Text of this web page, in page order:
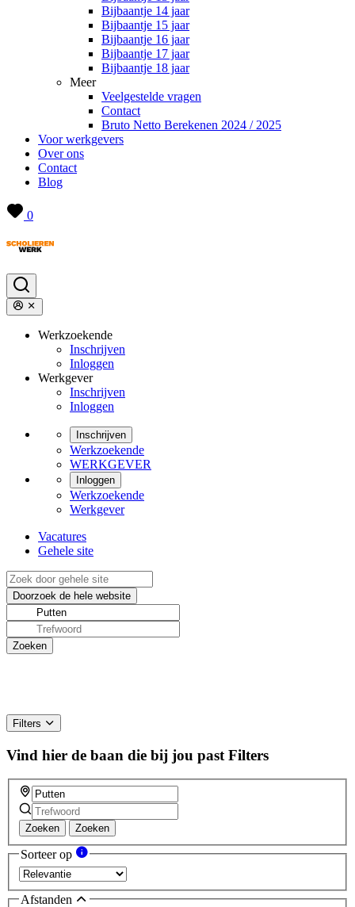
Bijbaantje 14 jaar
Bijbaantje 15 jaar
Bijbaantje 16 jaar
Bijbaantje 17 jaar
Bijbaantje 18 jaar
Meer
Veelgestelde vragen
Contact
Bruto Netto Berekenen 2024 / 2025
Voor werkgevers
Over ons
Contact
Blog
0
Werkzoekende
Inschrijven
Inloggen
Werkgever
Inschrijven
Inloggen
Inschrijven
Werkzoekende
WERKGEVER
Inloggen
Werkzoekende
Werkgever
Vacatures
Gehele site
Filters
Vind hier de baan die bij jou past Filters
Zoeken Zoeken
Sorteer op
Afstanden